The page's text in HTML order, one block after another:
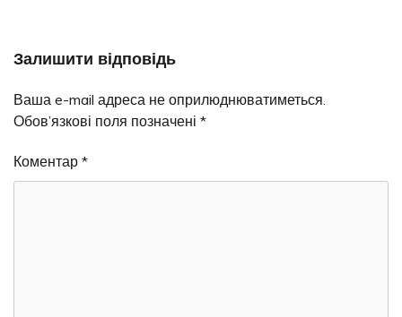
Залишити відповідь
Ваша e-mail адреса не оприлюднюватиметься.
Обов’язкові поля позначені *
Коментар *